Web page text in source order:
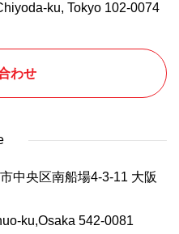
ku, Tokyo 102-0074
わせ
中央区南船場4-3-11 大阪
ku,Osaka 542-0081